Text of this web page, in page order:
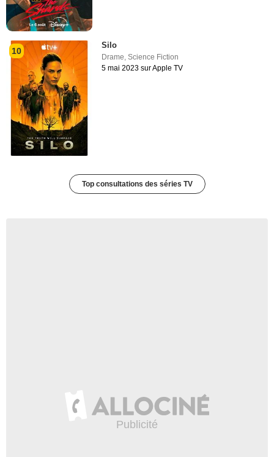
10
Silo
Drame,Science Fiction
5 mai 2023 sur Apple TV
Top consultations des séries TV